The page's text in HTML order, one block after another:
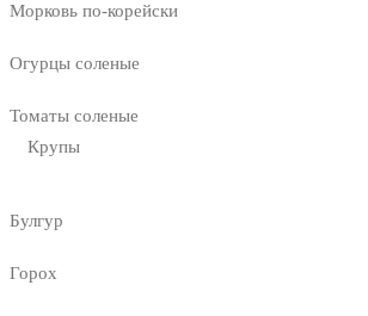
Морковь по-корейски
Огурцы соленые
Томаты соленые
Крупы
Булгур
Горох